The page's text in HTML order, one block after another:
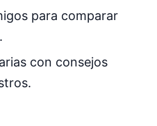
para comparar
con consejos